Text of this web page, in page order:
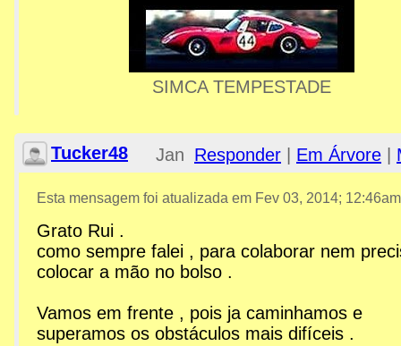
SIMCA TEMPESTADE
Tucker48 Responder Em Árvore
Jan 30,
2014;
2:31am
Re: MPAM - Museu
Esta mensagem foi atualizada em Fev 03, 2014; 12:46am
Grato Rui .
como sempre falei , para colaborar nem
colocar a mão no bolso .
Vamos em frente , pois ja caminhamos e
superamos os obstáculos mais difíceis .